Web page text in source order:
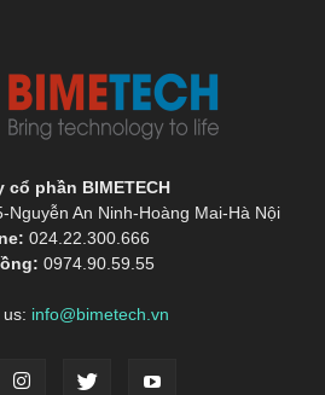
cổ phần BIMETECH
Nguyễn An Ninh-Hoàng Mai-Hà Nội
024.22.300.666
0974.90.59.55
info@bimetech.vn